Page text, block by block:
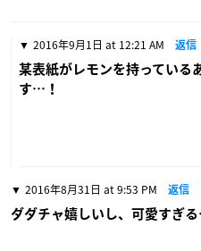
2016年9月1日 at 12:21 AM 返信
某表紙がレモンを持っている
す…！
2016年8月31日 at 9:53 PM 返信
ダダチャ嬉しいし、可愛すぎ